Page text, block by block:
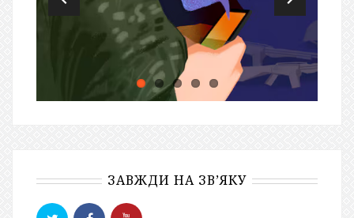
ЗАВЖДИ НА ЗВ’ЯКУ